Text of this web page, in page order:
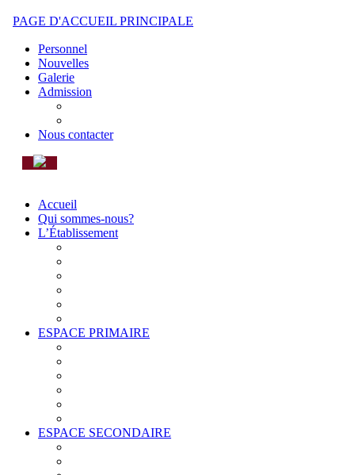
PAGE D'ACCUEIL PRINCIPALE
Personnel
Nouvelles
Galerie
Admission
Nous contacter
Accueil
Qui sommes-nous?
L’Établissement
ESPACE PRIMAIRE
ESPACE SECONDAIRE